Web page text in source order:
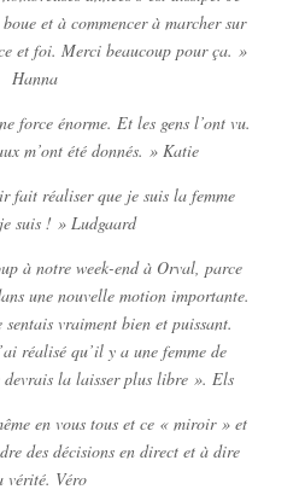
et à commencer à marcher sur
et foi. Merci beaucoup pour ça. »
Hanna
force énorme. Et les gens l’ont vu.
m’ont été donnés. » Katie
fait réaliser que je suis la femme
suis ! » Ludgaard
à notre week-end à Orval, parce
une nouvelle motion importante.
vraiment bien et puissant.
réalisé qu’il y a une femme de
la laisser plus libre ». Els
en vous tous et ce « miroir » et
des décisions en direct et à dire
vérité. Véro